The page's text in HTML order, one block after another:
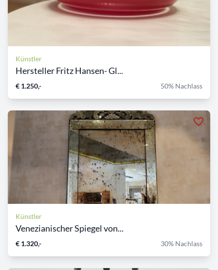
Künstler
Hersteller Fritz Hansen- Gl...
€ 1.250,- 50% Nachlass
Künstler
Venezianischer Spiegel von...
€ 1.320,- 30% Nachlass